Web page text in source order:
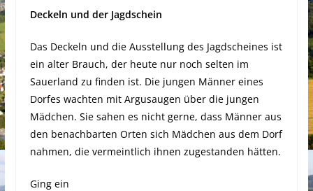
Deckeln und der Jagdschein
Das Deckeln und die Ausstellung des Jagdscheines ist
ein alter Brauch, der heute nur noch selten im
Sauerland zu finden ist. Die jungen Männer eines
Dorfes wachten mit Argusaugen über die jungen
Mädchen. Sie sahen es nicht gerne, dass Männer aus
den benachbarten Orten sich Mädchen aus dem Dorf
nahmen, die vermeintlich ihnen zugestanden hätten.
Ging ein